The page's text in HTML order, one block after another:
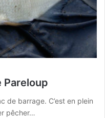
Pareloup
de barrage. C’est en plein
pêcher…